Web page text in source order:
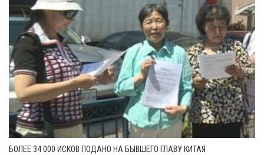
БОЛЕЕ 34 000 ИСКОВ ПОДАНО НА БЫВШЕГО ГЛАВУ КИТАЯ